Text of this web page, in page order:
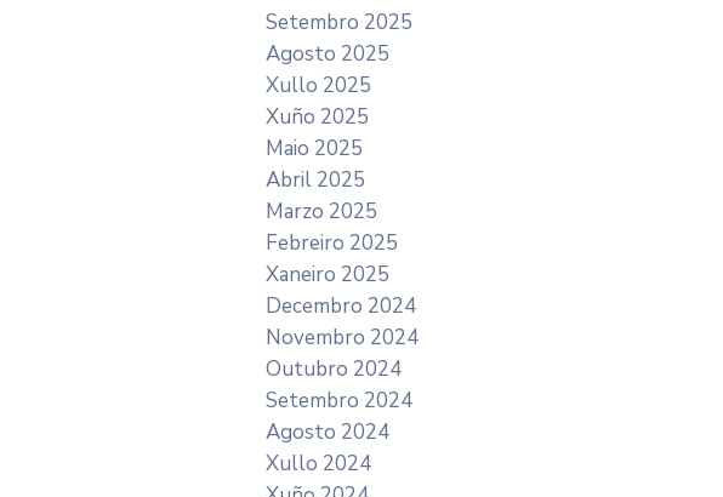
Setembro 2025
Agosto 2025
Xullo 2025
Xuño 2025
Maio 2025
Abril 2025
Marzo 2025
Febreiro 2025
Xaneiro 2025
Decembro 2024
Novembro 2024
Outubro 2024
Setembro 2024
Agosto 2024
Xullo 2024